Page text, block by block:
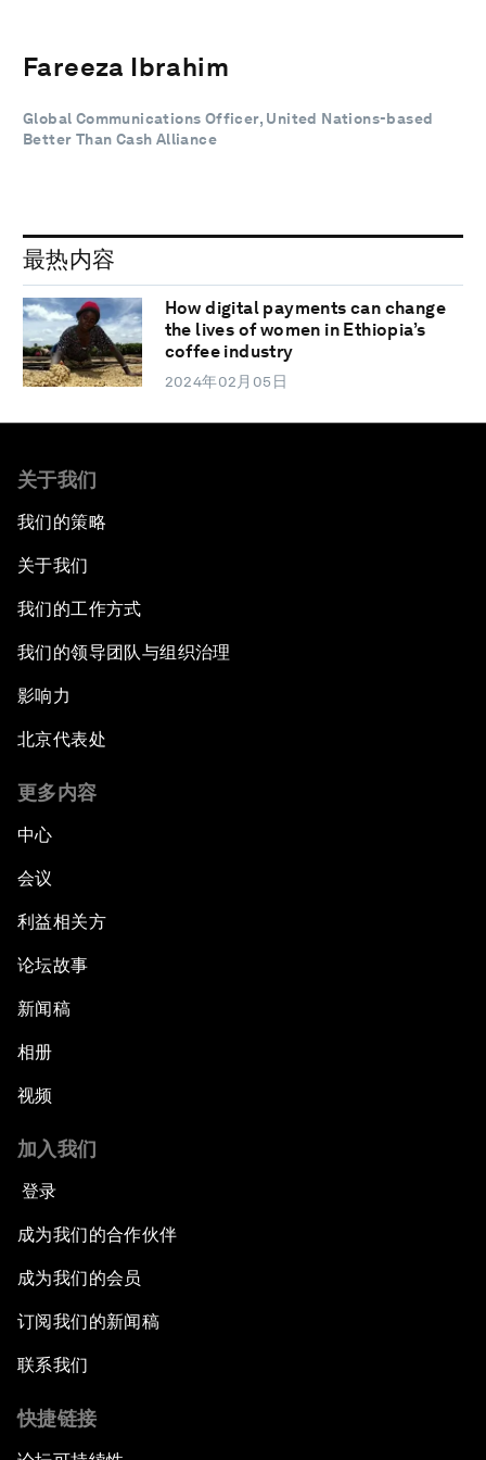
Fareeza Ibrahim
Global Communications Officer, United Nations-based
Better Than Cash Alliance
最热内容
How digital payments can change
the lives of women in Ethiopia’s
coffee industry
2024年02月05日
关于我们
我们的策略
关于我们
我们的工作方式
我们的领导团队与组织治理
影响力
北京代表处
更多内容
中心
会议
利益相关方
论坛故事
新闻稿
相册
视频
加入我们
登录
成为我们的合作伙伴
成为我们的会员
订阅我们的新闻稿
联系我们
快捷链接